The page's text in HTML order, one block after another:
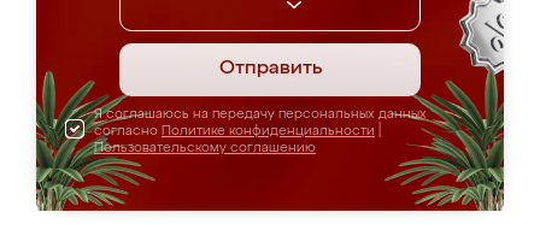
Отправить
Я соглашаюсь на передачу персональных данных
согласно Политике конфиденциальности
Пользовательскому соглашению